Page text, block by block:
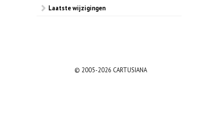
Laatste wijzigingen
© 2005-2026 CARTUSIANA